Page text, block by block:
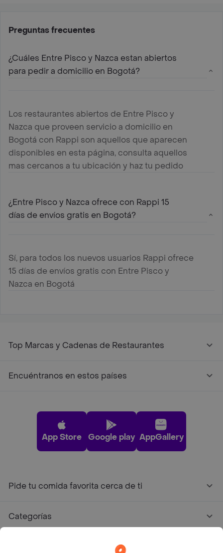
Preguntas frecuentes
¿Cuáles Entre Pisco y Nazca estan abiertos
para pedir a domicilio en Bogotá?
Los restaurantes abiertos de Entre Pisco y
Nazca que proveen servicio a domicilio en
Bogotá con Rappi son aquellos que aparecen
disponibles en esta página, consulta aquellos
mas cercanos a tu ubicación y haz tu pedido
¿Entre Pisco y Nazca ofrece con Rappi 15
días de envíos gratis en Bogotá?
Sí, para todos los nuevos usuarios Rappi ofrece
15 días de envíos gratis con Entre Pisco y
Nazca en Bogotá
Top Marcas y Cadenas de Restaurantes
Encuéntranos en estos países
App Store Google play AppGallery
Pide tu comida favorita cerca de ti
Categorías